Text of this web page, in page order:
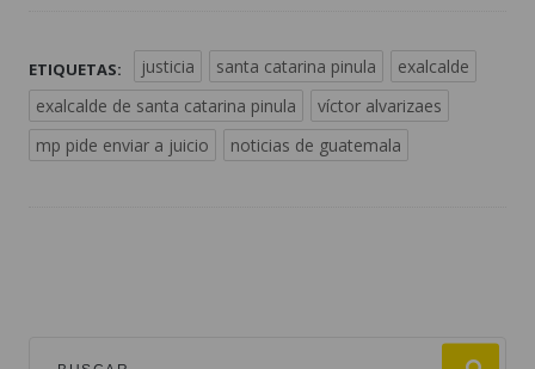
ETIQUETAS: justicia santa catarina pinula
exalcalde
exalcalde de santa catarina pinula
víctor alvarizaes
mp pide enviar a juicio
noticias de guatemala